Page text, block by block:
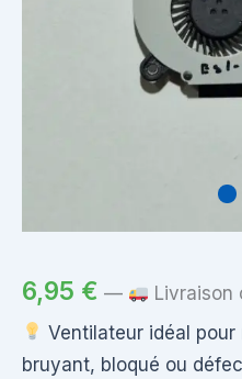
6,95 € —
Livraison
Ventilateur idéal
bruyant, bloqué ou